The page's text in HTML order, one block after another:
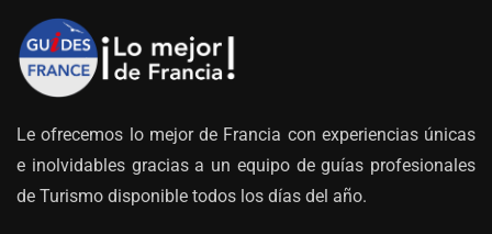
Le ofrecemos lo mejor de Francia con experiencias únicas
e inolvidables gracias a un equipo de guías profesionales
de Turismo disponible todos los días del año.